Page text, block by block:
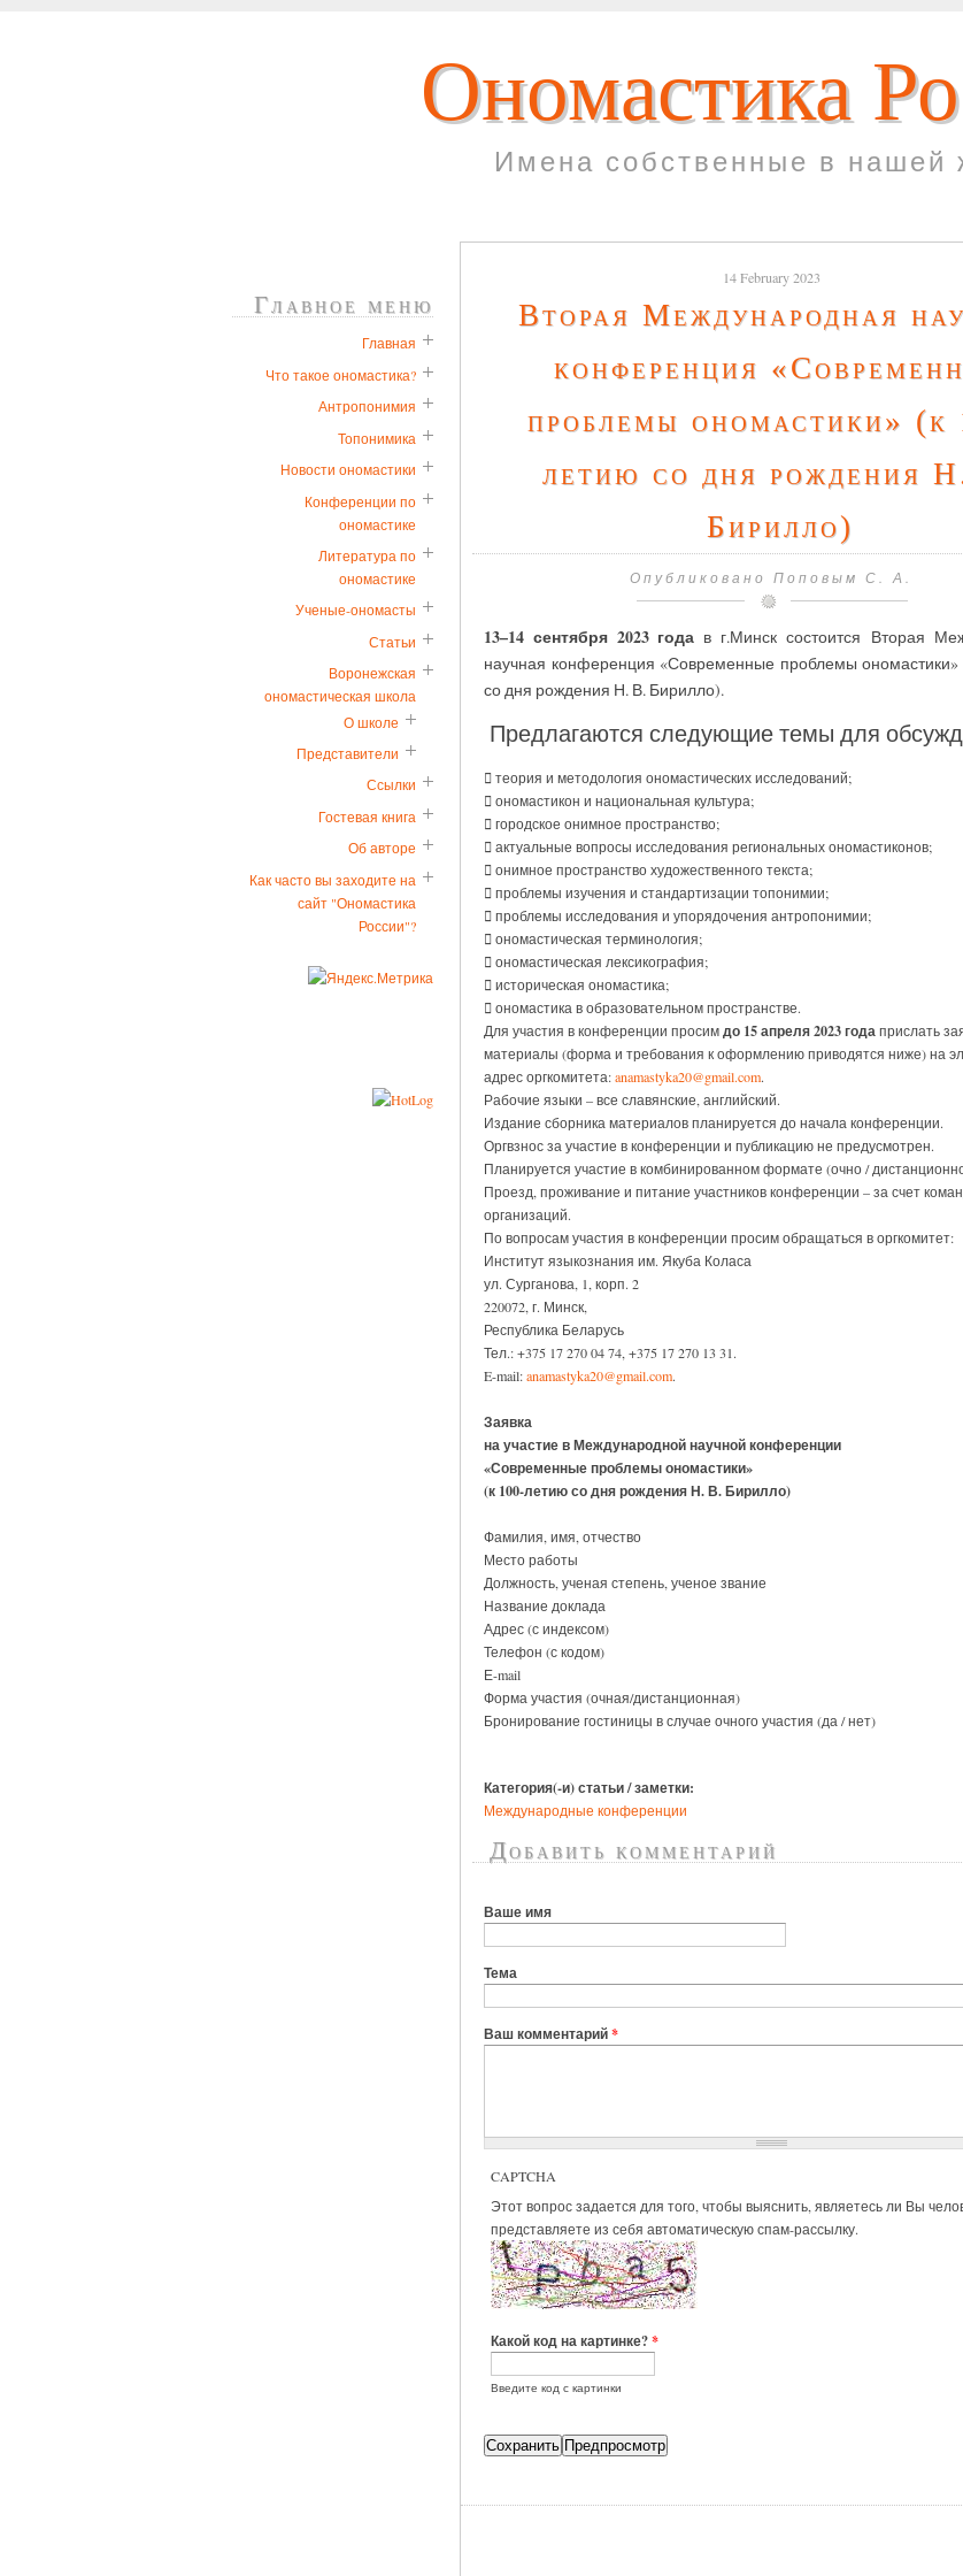
Ономастика
Имена собственные в нашей
14 February 2023
Вторая Международная
конференция
проблемы ономастики» (к
летию со дня рождения
Бирилло)
Опубликовано Поповым С. А.
13–14 сентября 2023 года в г.Минск состоится Вторая
научная конференция «Современные проблемы ономастики»
со дня рождения Н. В. Бирилло).
Предлагаются следующие темы для
 теория и методология ономастических исследований;
 ономастикон и национальная культура;
 городское онимное пространство;
 актуальные вопросы исследования региональных ономастиконов;
 онимное пространство художественного текста;
 проблемы изучения и стандартизации топонимии;
 проблемы исследования и упорядочения антропонимии;
 ономастическая терминология;
 ономастическая лексикография;
 историческая ономастика;
 ономастика в образовательном пространстве.
Для участия в конференции просимдо 15 апреля 2023 годаприслать
материалы (форма и требования к оформлению приводятся ниже) на
адрес оргкомитета:anamastyka20@gmail.com.
Рабочие языки – все славянские, английский.
Издание сборника материалов планируется до начала конференции.
Оргвзнос за участие в конференции и публикацию не предусмотрен.
Планируется участие в комбинированном формате (очно /
Проезд, проживание и питание участников конференции – за счет
организаций.
По вопросам участия в конференции просим обращаться в оргкомитет:
Институт языкознания им. Якуба Коласа
ул. Сурганова, 1, корп. 2
220072, г. Минск,
Республика Беларусь
Тел.: +375 17 270 04 74, +375 17 270 13 31.
E-mail:anamastyka20@gmail.com.
Заявка
на участие в Международной научной конференции
«Современные проблемы ономастики»
(к 100-летию со дня рождения Н. В. Бирилло)
Фамилия, имя, отчество
Место работы
Должность, ученая степень, ученое звание
Название доклада
Адрес (с индексом)
Телефон (с кодом)
Е-mail
Форма участия (очная/дистанционная)
Бронирование гостиницы в случае очного участия (да / нет)
Категория(-и) статьи / заметки:
Международные конференции
Добавить комментарий
Ваше имя
Тема
Ваш комментарий*
CAPTCHA
Этот вопрос задается для того, чтобы выяснить, являетесь ли Вы человеком или
представляете из себя автоматическую спам-рассылку.
Какой код на картинке?*
Введите код с картинки
Главное меню
Главная
Что такое ономастика?
Антропонимия
Топонимика
Новости ономастики
Конференции по
ономастике
Литература по
ономастике
Ученые-ономасты
Статьи
Воронежская
ономастическая школа
О школе
Представители
Ссылки
Гостевая книга
Об авторе
Как часто вы заходите на
сайт "Ономастика
России"?